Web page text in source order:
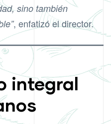
sino también
, enfatizó el director.
integral